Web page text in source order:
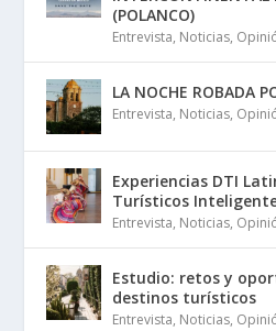
(POLANCO)
Entrevista, Noticias,
LA NOCHE ROBADA
Entrevista, Noticias,
Experiencias DTI
Turísticos
Entrevista, Noticias,
Estudio: retos y
destinos turísticos
Entrevista, Noticias,